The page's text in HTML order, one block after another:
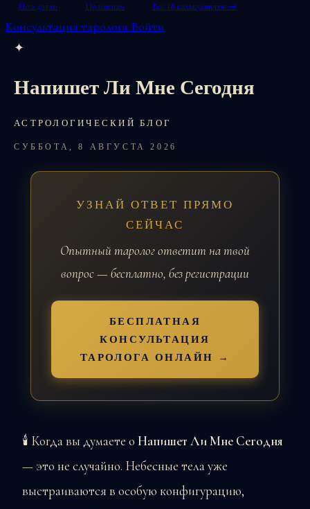
По 2 датам По именам Все 18 калькуляторов →
Консультация таролога Войти
✦
Напишет Ли Мне Сегодня
АСТРОЛОГИЧЕСКИЙ БЛОГ
СУББОТА, 8 АВГУСТА 2026
УЗНАЙ ОТВЕТ ПРЯМО
СЕЙЧАС
Опытный таролог ответит на твой
вопрос — бесплатно, без регистрации
БЕСПЛАТНАЯ
КОНСУЛЬТАЦИЯ
ТАРОЛОГА ОНЛАЙН →
🕯️ Когда вы думаете о Напишет Ли Мне Сегодня
— это не случайно. Небесные тела уже
выстраиваются в особую конфигурацию,